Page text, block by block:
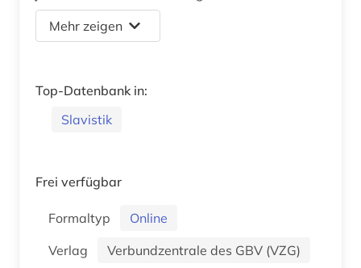
Mehr zeigen
Top-Datenbank in:
Slavistik
Frei verfügbar
Formaltyp
Online
Verlag
Verbundzentrale des GBV (VZG)